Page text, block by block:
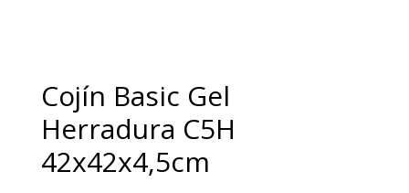
Cojín Basic Gel
Herradura C5H
42x42x4,5cm